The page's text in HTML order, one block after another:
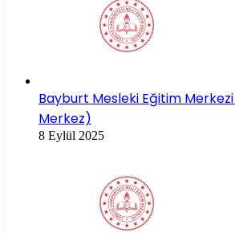
Bayburt Mesleki Eğitim
Merkez)
8 Eylül 2025